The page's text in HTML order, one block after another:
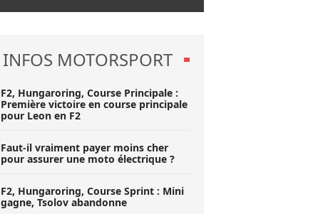
INFOS MOTORSPORT
F2, Hungaroring, Course Principale :
Première victoire en course principale
pour Leon en F2
Faut-il vraiment payer moins cher
pour assurer une moto électrique ?
F2, Hungaroring, Course Sprint : Mini
gagne, Tsolov abandonne